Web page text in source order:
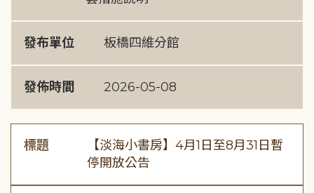
發布單位 板橋四維分館
發佈時間 2026-05-08
標題
【淡海小書房】4月1日至8月31日暫
停開放公告